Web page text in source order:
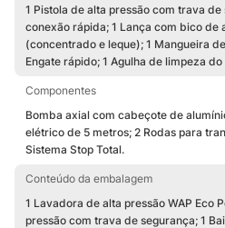
1 Pistola de alta pressão com trava
conexão rápida; 1 Lança com bico de
(concentrado e leque); 1 Mangueira
Engate rápido; 1 Agulha de limpeza
Componentes
Bomba axial com cabeçote de
elétrico de 5 metros; 2 Rodas para
Sistema Stop Total.
Conteúdo da embalagem
1 Lavadora de alta pressão WAP Eco
pressão com trava de segurança; 1